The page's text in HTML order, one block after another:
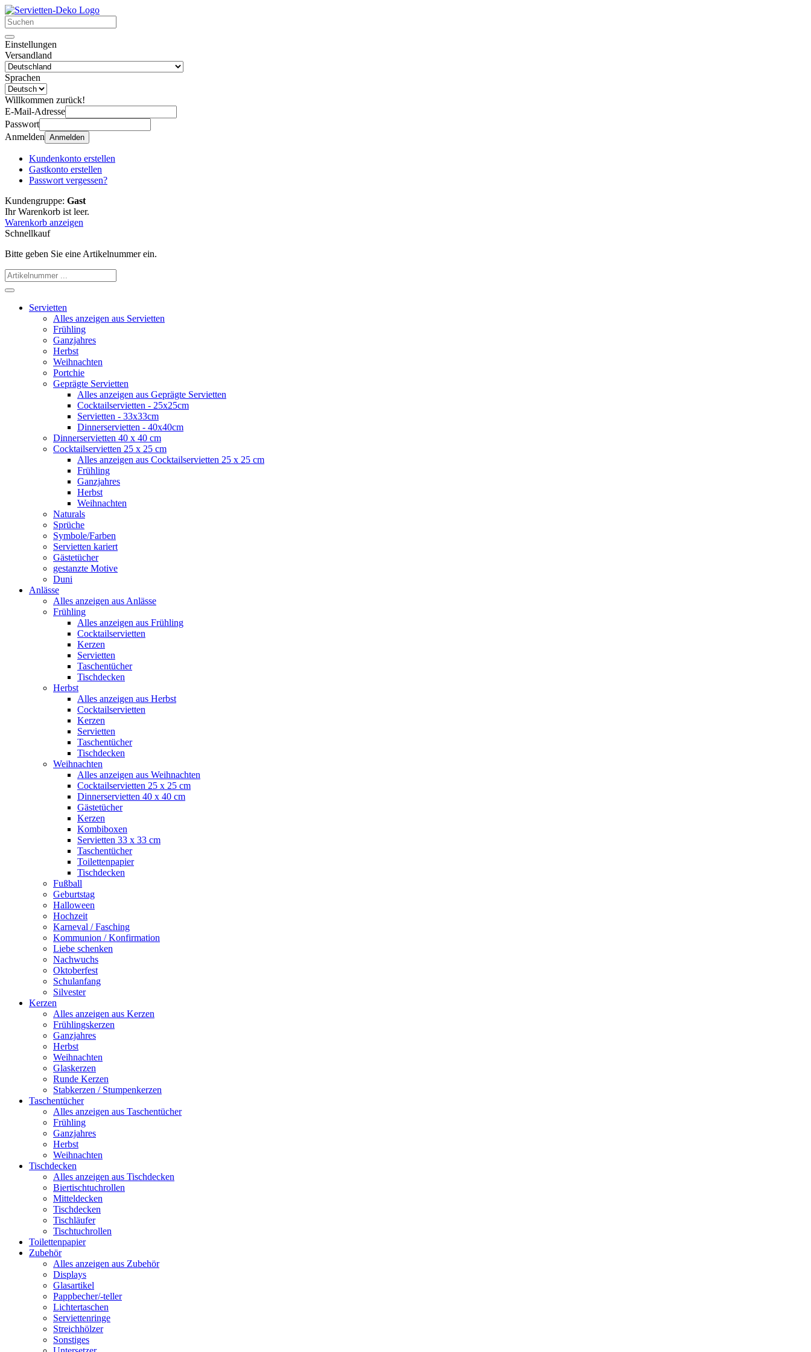
Einstellungen
Versandland
Sprachen
Willkommen zurück!
E-Mail-Adresse
Passwort
Anmelden Anmelden
Kundenkonto erstellen
Gastkonto erstellen
Passwort vergessen?
Kundengruppe: Gast
Ihr Warenkorb ist leer.
Warenkorb anzeigen
Schnellkauf
Bitte geben Sie eine Artikelnummer ein.
Servietten
Alles anzeigen aus Servietten
Frühling
Ganzjahres
Herbst
Weihnachten
Portchie
Geprägte Servietten
Alles anzeigen aus Geprägte Servietten
Cocktailservietten - 25x25cm
Servietten - 33x33cm
Dinnerservietten - 40x40cm
Dinnerservietten 40 x 40 cm
Cocktailservietten 25 x 25 cm
Alles anzeigen aus Cocktailservietten 25 x 25 cm
Frühling
Ganzjahres
Herbst
Weihnachten
Naturals
Sprüche
Symbole/Farben
Servietten kariert
Gästetücher
gestanzte Motive
Duni
Anlässe
Alles anzeigen aus Anlässe
Frühling
Alles anzeigen aus Frühling
Cocktailservietten
Kerzen
Servietten
Taschentücher
Tischdecken
Herbst
Alles anzeigen aus Herbst
Cocktailservietten
Kerzen
Servietten
Taschentücher
Tischdecken
Weihnachten
Alles anzeigen aus Weihnachten
Cocktailservietten 25 x 25 cm
Dinnerservietten 40 x 40 cm
Gästetücher
Kerzen
Kombiboxen
Servietten 33 x 33 cm
Taschentücher
Toilettenpapier
Tischdecken
Fußball
Geburtstag
Halloween
Hochzeit
Karneval / Fasching
Kommunion / Konfirmation
Liebe schenken
Nachwuchs
Oktoberfest
Schulanfang
Silvester
Kerzen
Alles anzeigen aus Kerzen
Frühlingskerzen
Ganzjahres
Herbst
Weihnachten
Glaskerzen
Runde Kerzen
Stabkerzen / Stumpenkerzen
Taschentücher
Alles anzeigen aus Taschentücher
Frühling
Ganzjahres
Herbst
Weihnachten
Tischdecken
Alles anzeigen aus Tischdecken
Biertischtuchrollen
Mitteldecken
Tischdecken
Tischläufer
Tischtuchrollen
Toilettenpapier
Zubehör
Alles anzeigen aus Zubehör
Displays
Glasartikel
Pappbecher/-teller
Lichtertaschen
Serviettenringe
Streichhölzer
Sonstiges